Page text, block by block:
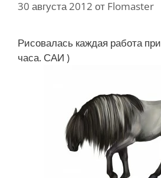
30 августа 2012 от Flomaster
Рисовалась каждая работа
часа. САИ )